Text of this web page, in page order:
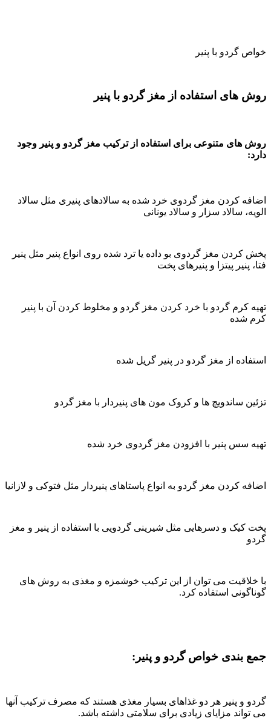
خواص گردو با پنیر
روش های استفاده از مغز گردو با پنیر
روش های متنوعی برای استفاده از ترکیب مغز گردو و پنیر وجود
دارد:
اضافه کردن مغز گردوی خرد شده به سالادهای پنیری مثل سالاد
الویه، سالاد سزار و سالاد یونانی
پخش کردن مغز گردوی بو داده یا ترد شده روی انواع پنیر مثل پنیر
فتا، پنیر پیتزا و پنیرهای پخت
تهیه کرم گردو با خرد کردن مغز گردو و مخلوط کردن آن با پنیر
کرم شده
استفاده از مغز گردو در پنیر گریل شده
تزئین ساندویچ ها و کروک مون های پنیردار با مغز گردو
تهیه سس پنیر با افزودن مغز گردوی خرد شده
اضافه کردن مغز گردو به انواع پاستاهای پنیردار مثل فتوکی و لازانیا
پخت کیک و دسرهایی مثل شیرینی گردویی با استفاده از پنیر و مغز
گردو
با خلاقیت می توان از این ترکیب خوشمزه و مغذی به روش های
گوناگونی استفاده کرد.
جمع بندی خواص گردو و پنیر:
گردو و پنیر هر دو غذاهای بسیار مغذی هستند که مصرف ترکیب آنها
می تواند مزایای زیادی برای سلامتی داشته باشد.